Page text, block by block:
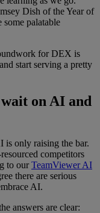
Dish of the Year of
some palatable
for DEX is
start serving a pretty
on AI and
is only raising the bar.
competitors
to ourTeamViewer AI
there are serious
AI.
answers are clear: